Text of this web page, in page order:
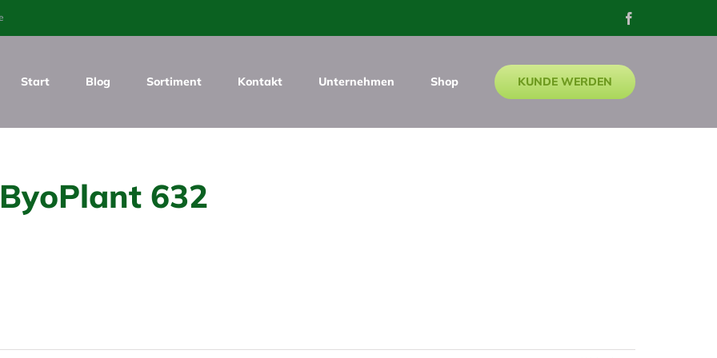
Start Blog Sortiment Kontakt Unternehmen Shop KUNDE WERDEN
ByoPlant 632